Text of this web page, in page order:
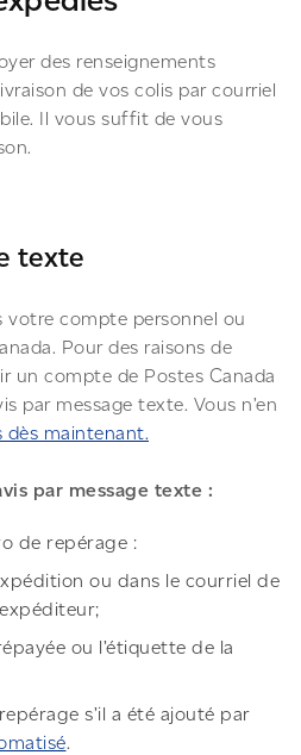
des renseignements
de vos colis par courriel
Il vous suffit de vous
texte
votre compte personnel ou
Pour des raisons de
un compte de Postes Canada
par message texte. Vous n’en
dès maintenant.
par message texte :
de repérage :
ou dans le courriel de
ou l’étiquette de la
s’il a été ajouté par
.